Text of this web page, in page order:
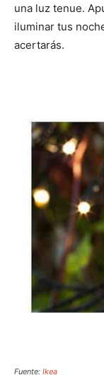
una luz tenue.
iluminar tus
acertarás.
Fuente: Ikea